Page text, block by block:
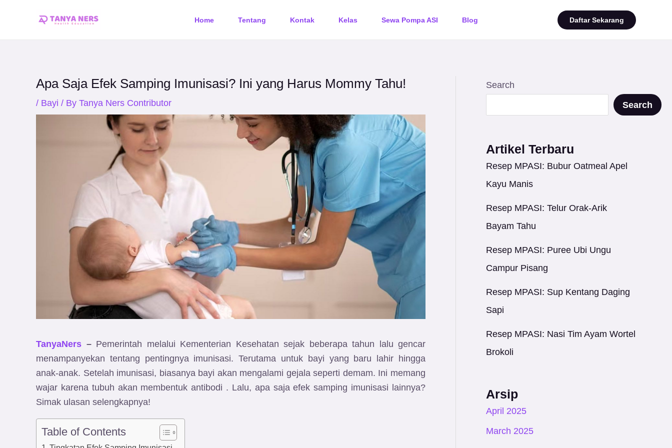
Home Tentang Kontak Kelas Sewa Pompa ASI Blog Daftar Sekarang
Apa Saja Efek Samping Imunisasi? Ini yang Harus Mommy Tahu!
/ Bayi / By Tanya Ners Contributor
TanyaNers – Pemerintah melalui Kementerian Kesehatan sejak beberapa tahun lalu gencar
menampanyekan tentang pentingnya imunisasi. Terutama untuk bayi yang baru lahir hingga
anak-anak. Setelah imunisasi, biasanya bayi akan mengalami gejala seperti demam. Ini memang
wajar karena tubuh akan membentuk antibodi . Lalu, apa saja efek samping imunisasi lainnya?
Simak ulasan selengkapnya!
Table of Contents
navigation
Search
Search
Artikel Terbaru
Resep MPASI: Bubur Oatmeal Apel
Kayu Manis
Resep MPASI: Telur Orak-Arik
Bayam Tahu
Resep MPASI: Puree Ubi Ungu
Campur Pisang
Resep MPASI: Sup Kentang Daging
Sapi
Resep MPASI: Nasi Tim Ayam Wortel
Brokoli
Arsip
April 2025
March 2025